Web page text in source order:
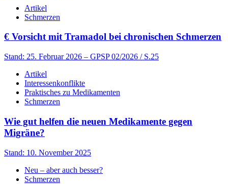
Artikel
Schmerzen
€ Vorsicht mit Tramadol bei chronischen Schmerzen
Stand: 25. Februar 2026 – GPSP 02/2026 / S.25
Artikel
Interessenkonflikte
Praktisches zu Medikamenten
Schmerzen
Wie gut helfen die neuen Medikamente gegen
Migräne?
Stand: 10. November 2025
Neu – aber auch besser?
Schmerzen